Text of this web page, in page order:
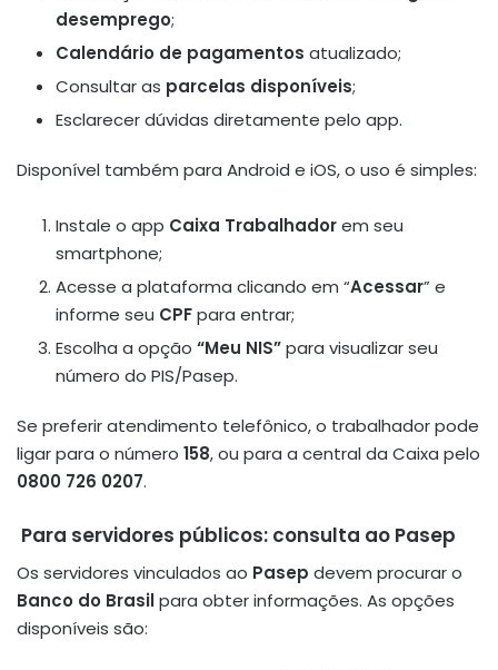
desemprego;
Calendário de pagamentos atualizado;
Consultar as parcelas disponíveis;
Esclarecer dúvidas diretamente pelo app.
Disponível também para Android e iOS, o uso é simples:
Instale o app Caixa Trabalhadorem seu
smartphone;
Acesse a plataforma clicando em “Acessar” e
informe seu CPFpara entrar;
Escolha a opção “Meu NIS”para visualizar seu
número do PIS/Pasep.
Se preferir atendimento telefônico, o trabalhador pode
ligar para o número 158, ou para a central da Caixa pelo
0800 726 0207.
️ Para servidores públicos: consulta ao Pasep
Os servidores vinculados ao Pasep devem procurar o
Banco do Brasilpara obter informações. As opções
disponíveis são: